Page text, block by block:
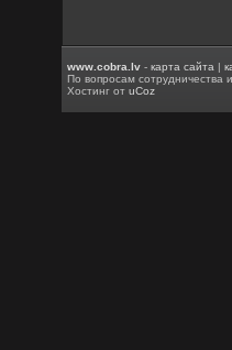
www.cobra.lv -карта сайта |
По вопросам
Хостинг отuCoz